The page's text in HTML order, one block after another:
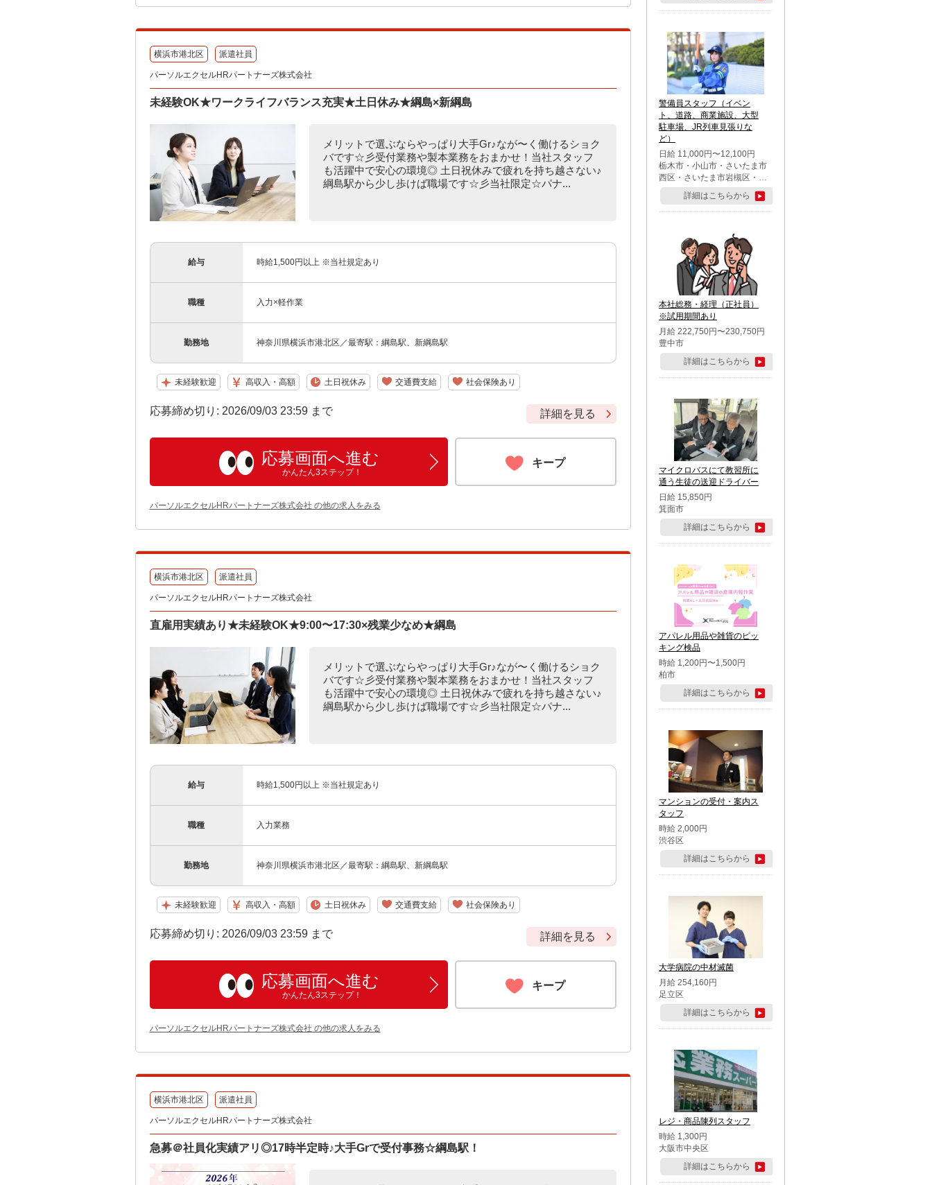
横浜市港北区 派遣社員
パーソルエクセルHRパートナーズ株式会社
未経験OK★ワークライフバランス充実★土日休み★綱島×新綱島
メリットで選ぶならやっぱり大手Gr♪なが〜く働けるショク
バです☆彡受付業務や製本業務をおまかせ！当社スタッフ
も活躍中で安心の環境◎ 土日祝休みで疲れを持ち越さない♪
綱島駅から少し歩けば職場です☆彡当社限定☆パナ...
給与 時給1,500円以上 ※当社規定あり
職種 入力×軽作業
勤務地 神奈川県横浜市港北区／最寄駅：綱島駅、新綱島駅
未経験歓迎 高収入・高額 土日祝休み 交通費支給 社会保険あり
応募締め切り: 2026/09/03 23:59 まで 詳細を見る
応募画面へ進む
かんたん3ステップ！
キープ
パーソルエクセルHRパートナーズ株式会社 の他の求人をみる
横浜市港北区 派遣社員
パーソルエクセルHRパートナーズ株式会社
直雇用実績あり★未経験OK★9:00〜17:30×残業少なめ★綱島
メリットで選ぶならやっぱり大手Gr♪なが〜く働けるショク
バです☆彡受付業務や製本業務をおまかせ！当社スタッフ
も活躍中で安心の環境◎ 土日祝休みで疲れを持ち越さない♪
綱島駅から少し歩けば職場です☆彡当社限定☆パナ...
給与 時給1,500円以上 ※当社規定あり
職種 入力業務
勤務地 神奈川県横浜市港北区／最寄駅：綱島駅、新綱島駅
未経験歓迎 高収入・高額 土日祝休み 交通費支給 社会保険あり
応募締め切り: 2026/09/03 23:59 まで 詳細を見る
応募画面へ進む
かんたん3ステップ！
キープ
パーソルエクセルHRパートナーズ株式会社 の他の求人をみる
横浜市港北区 派遣社員
パーソルエクセルHRパートナーズ株式会社
急募＠社員化実績アリ◎17時半定時♪大手Grで受付事務☆綱島駅！
警備員スタッフ（イベン
ト、道路、商業施設、大型
駐車場、JR列車見張りな
ど）
日給 11,000円〜12,100円
栃木市・小山市・さいたま市
西区・さいたま市岩槻区・久
喜市・蓮田市
詳細はこちらから
本社総務・経理（正社員）
※試用期間あり
月給 222,750円〜230,750円
豊中市
詳細はこちらから
マイクロバスにて教習所に
通う生徒の送迎ドライバー
日給 15,850円
箕面市
詳細はこちらから
アパレル用品や雑貨のピッ
キング検品
時給 1,200円〜1,500円
柏市
詳細はこちらから
マンションの受付・案内ス
タッフ
時給 2,000円
渋谷区
詳細はこちらから
大学病院の中材滅菌
月給 254,160円
足立区
詳細はこちらから
レジ・商品陳列スタッフ
時給 1,300円
大阪市中央区
詳細はこちらから